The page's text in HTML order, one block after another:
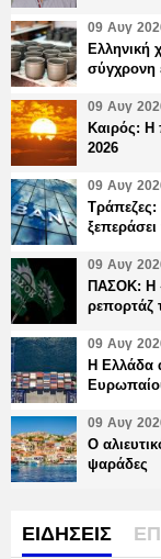
09 Αυγ
Ελληνική
σύγχρονη
09 Αυγ
Καιρός: Η
2026
09 Αυγ
Τράπεζες:
09 Αυγ
ΠΑΣΟΚ: Η
ρεπορτάζ
09 Αυγ
Η Ελλάδα
09 Αυγ
Ο
ψαράδες
ΕΙΔΗΣΕΙΣ